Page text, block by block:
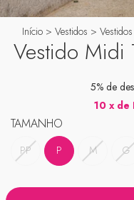
Início > Vestidos >
Vestido Midi
5% de
10 x de
TAMANHO
PP P M G